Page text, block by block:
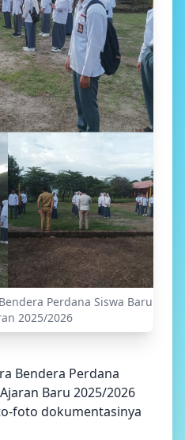
Perdana Siswa Baru
2025/2026
Bendera Perdana
Baru 2025/2026
foto dokumentasinya